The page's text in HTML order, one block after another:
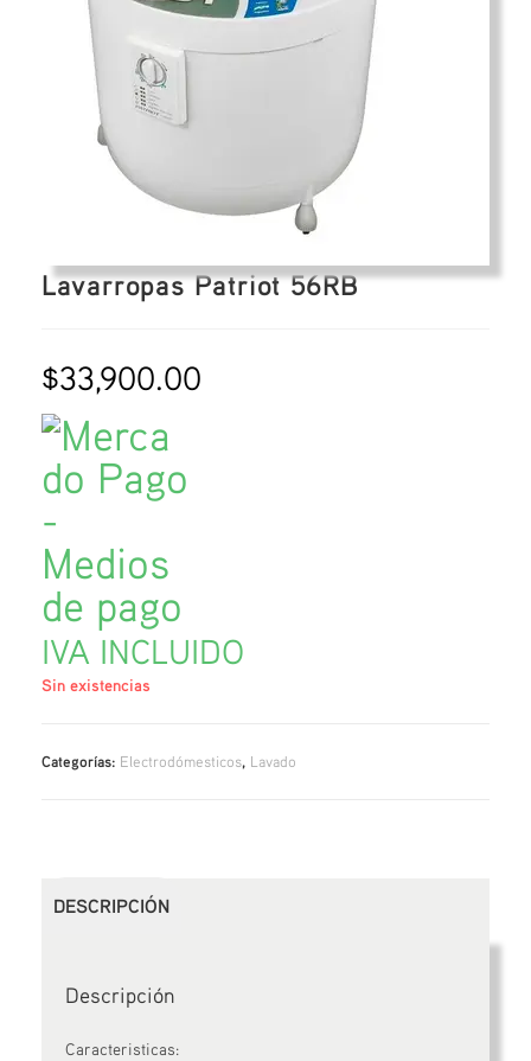
Lavarropas Patriot 56RB
$33,900.00
IVA INCLUIDO
Sin existencias
Categorías: Electrodómesticos, Lavado
DESCRIPCIÓN
Descripción
Caracteristicas: